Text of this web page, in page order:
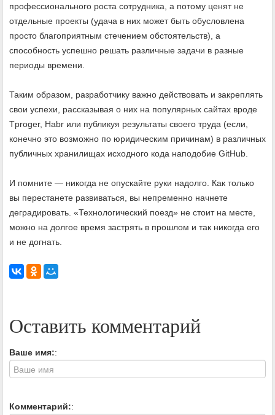
профессионального роста сотрудника, а потому ценят не
отдельные проекты (удача в них может быть обусловлена
просто благоприятным стечением обстоятельств), а
способность успешно решать различные задачи в разные
периоды времени.
Таким образом, разработчику важно действовать и закреплять
свои успехи, рассказывая о них на популярных сайтах вроде
Tproger, Habr или публикуя результаты своего труда (если,
конечно это возможно по юридическим причинам) в различных
публичных хранилищах исходного кода наподобие GitHub.
И помните — никогда не опускайте руки надолго. Как только
вы перестанете развиваться, вы непременно начнете
деградировать. «Технологический поезд» не стоит на месте,
можно на долгое время застрять в прошлом и так никогда его
и не догнать.
Оставить комментарий
Ваше имя::
Комментарий::